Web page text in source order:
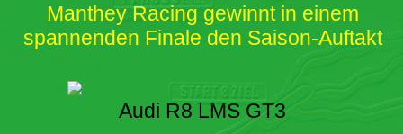
Manthey Racing gewinnt in einem
spannenden Finale den Saison-Auftakt
Audi R8 LMS GT3